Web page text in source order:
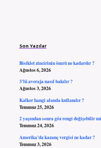
Son Yazılar
Bisiklet zincirinin ömrü ne kadardır ?
Ağustos 6, 2026
3’lü averaja nasıl bakılır ?
Ağustos 3, 2026
Kalker hangi alanda kullanılır ?
Temmuz 25, 2026
2 yaşından sonra göz rengi değişebilir
Temmuz 24, 2026
Amerika’da kazanç vergisi ne kadar ?
Temmuz 3, 2026